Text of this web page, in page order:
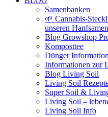
Samenbanken
🌱 Cannabis-
unseren Hanfsamen
Blog Growshop
Komposttee
Dünger
Informationen zur
Blog Living Soil
Living Soil
Super Soil &
Living Soil –
Living Soil Info